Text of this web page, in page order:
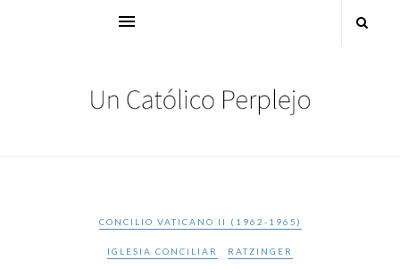
CONCILIO VATICANO II (1962-1965)
IGLESIA CONCILIAR RATZINGER